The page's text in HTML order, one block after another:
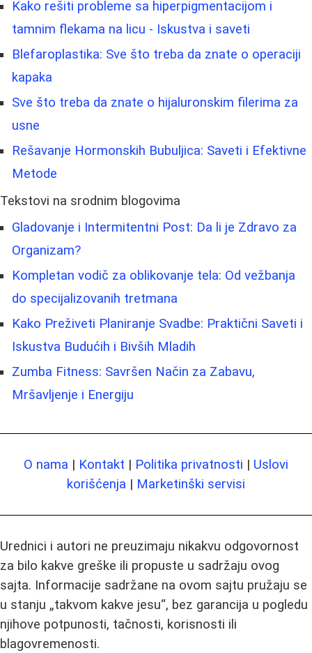
Kako rešiti probleme sa hiperpigmentacijom i
tamnim flekama na licu - Iskustva i saveti
Blefaroplastika: Sve što treba da znate o operaciji
kapaka
Sve što treba da znate o hijaluronskim filerima za
usne
Rešavanje Hormonskih Bubuljica: Saveti i Efektivne
Metode
Tekstovi na srodnim blogovima
Gladovanje i Intermitentni Post: Da li je Zdravo za
Organizam?
Kompletan vodič za oblikovanje tela: Od vežbanja
do specijalizovanih tretmana
Kako Preživeti Planiranje Svadbe: Praktični Saveti i
Iskustva Budućih i Bivših Mladih
Zumba Fitness: Savršen Način za Zabavu,
Mršavljenje i Energiju
O nama | Kontakt | Politika privatnosti | Uslovi
korišćenja | Marketinški servisi
Urednici i autori ne preuzimaju nikakvu odgovornost
za bilo kakve greške ili propuste u sadržaju ovog
sajta. Informacije sadržane na ovom sajtu pružaju se
u stanju „takvom kakve jesu“, bez garancija u pogledu
njihove potpunosti, tačnosti, korisnosti ili
blagovremenosti.